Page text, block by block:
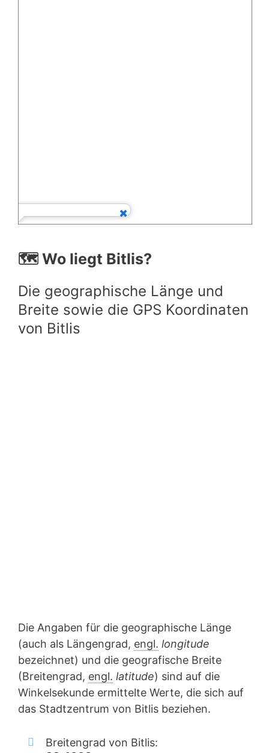
🗺️ Wo liegt Bitlis?
Die geographische Länge und
Breite sowie die GPS Koordinaten
von Bitlis
Die Angaben für die geographische Länge
(auch als Längengrad, engl. longitude
bezeichnet) und die geografische Breite
(Breitengrad, engl. latitude) sind auf die
Winkelsekunde ermittelte Werte, die sich auf
das Stadtzentrum von Bitlis beziehen.
Breitengrad von Bitlis: